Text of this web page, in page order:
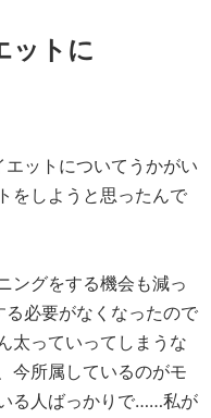
ットに
ットについてうかがい
をしようと思ったんで
グをする機会も減っ
必要がなくなったので
太っていってしまうな
今所属しているのがモ
る人ばっかりで……私が